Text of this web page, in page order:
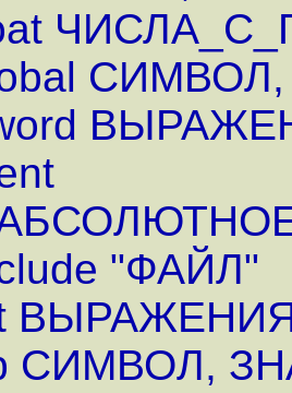
"ФАЙЛ"
СИМВОЛ,